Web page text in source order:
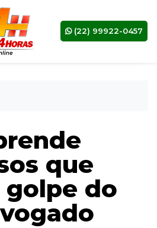
(22) 99922-0457
que
do